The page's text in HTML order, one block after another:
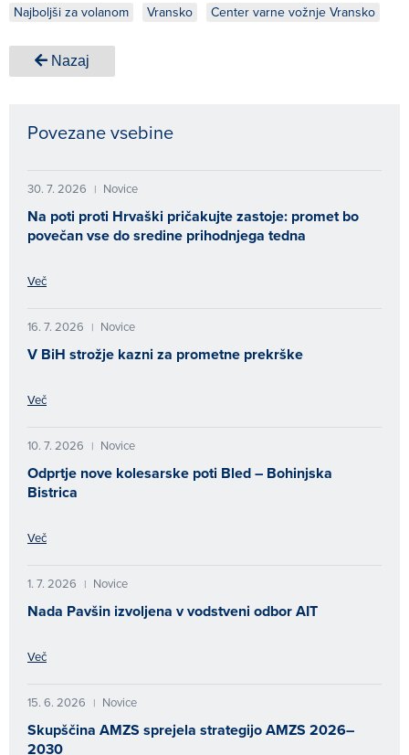
Najboljši za volanom Vransko Center varne vožnje Vransko
Nazaj
Povezane vsebine
30. 7. 2026 | Novice
Na poti proti Hrvaški pričakujte zastoje: promet bo
povečan vse do sredine prihodnjega tedna
Več
16. 7. 2026 | Novice
V BiH strožje kazni za prometne prekrške
Več
10. 7. 2026 | Novice
Odprtje nove kolesarske poti Bled – Bohinjska
Bistrica
Več
1. 7. 2026 | Novice
Nada Pavšin izvoljena v vodstveni odbor AIT
Več
15. 6. 2026 | Novice
Skupščina AMZS sprejela strategijo AMZS 2026–
2030